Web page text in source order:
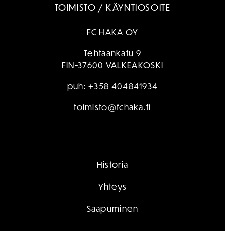
TOIMISTO / KÄYNTIOSOITE
FC HAKA OY
Tehtaankatu 9
FIN-37600 VALKEAKOSKI
puh:+358 404841934
toimisto@fchaka.fi
Historia
Yhteys
Saapuminen